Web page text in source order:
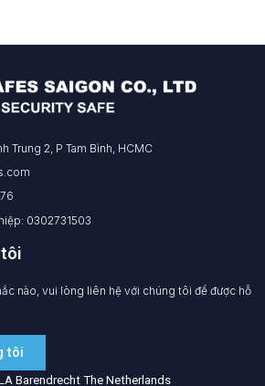
Trung 2, P Tam Bình, HCMC
0302731503
tôi
nào, vui lòng liên hệ với chúng tôi để được hỗ
tôi
Barendrecht The Netherlands